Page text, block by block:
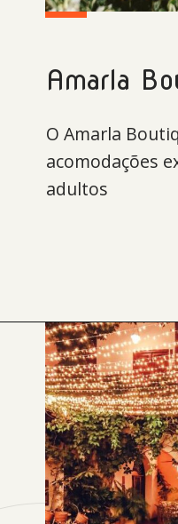
Amarla
O Amarla
acomodações
adultos
Opening